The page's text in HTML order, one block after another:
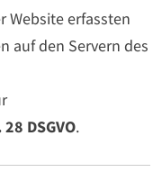
Website erfassten
auf den Servern des
DSGVO.